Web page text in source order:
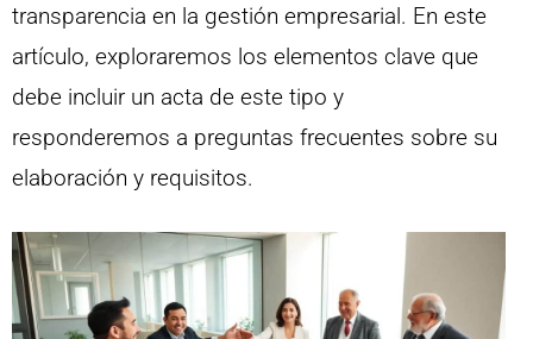
transparencia en la gestión empresarial. En este
artículo, exploraremos los elementos clave que
debe incluir un acta de este tipo y
responderemos a preguntas frecuentes sobre su
elaboración y requisitos.